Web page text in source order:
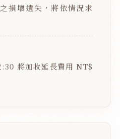
損壞遺失，將依情況求
將加收延長費用 NT$